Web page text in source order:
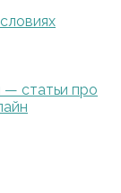
статьи про